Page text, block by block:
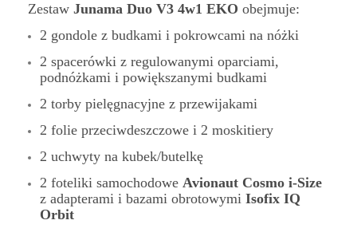
Zestaw Junama Duo V3 4w1 EKO obejmuje:
2 gondole z budkami i pokrowcami na nóżki
2 spacerówki z regulowanymi oparciami,
podnóżkami i powiększanymi budkami
2 torby pielęgnacyjne z przewijakami
2 folie przeciwdeszczowe i 2 moskitiery
2 uchwyty na kubek/butelkę
2 foteliki samochodowe Avionaut Cosmo i-Size
z adapterami i bazami obrotowymi Isofix IQ
Orbit